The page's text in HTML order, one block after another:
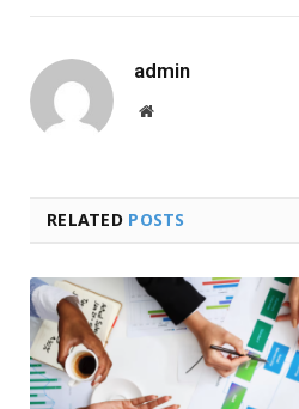
admin
Website
RELATED POSTS